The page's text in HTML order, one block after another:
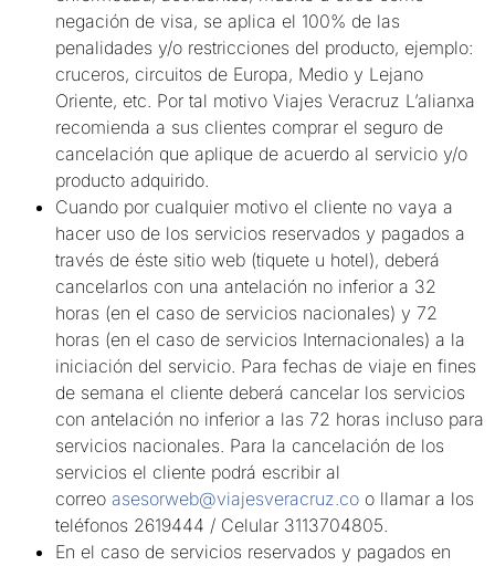
negación de visa, se aplica el 100% de las
penalidades y/o restricciones del producto, ejemplo:
cruceros, circuitos de Europa, Medio y Lejano
Oriente, etc. Por tal motivo Viajes Veracruz L’alianxa
recomienda a sus clientes comprar el seguro de
cancelación que aplique de acuerdo al servicio y/o
producto adquirido.
Cuando por cualquier motivo el cliente no vaya a
hacer uso de los servicios reservados y pagados a
través de éste sitio web (tiquete u hotel), deberá
cancelarlos con una antelación no inferior a 32
horas (en el caso de servicios nacionales) y 72
horas (en el caso de servicios Internacionales) a la
iniciación del servicio. Para fechas de viaje en fines
de semana el cliente deberá cancelar los servicios
con antelación no inferior a las 72 horas incluso para
servicios nacionales. Para la cancelación de los
servicios el cliente podrá escribir al
correo asesorweb@viajesveracruz.co o llamar a los
teléfonos 2619444 / Celular 3113704805.
En el caso de servicios reservados y pagados en